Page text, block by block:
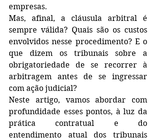
empresas.
Mas, afinal, a cláusula arbitral é
sempre válida? Quais são os custos
envolvidos nesse procedimento? E o
que dizem os tribunais sobre a
obrigatoriedade de se recorrer à
arbitragem antes de se ingressar
com ação judicial?
Neste artigo, vamos abordar com
profundidade esses pontos, à luz da
prática contratual e do
entendimento atual dos tribunais